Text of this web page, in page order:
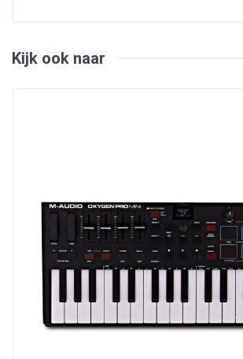
knoppen die doen denken aan de
Live. Start clips en scènes, krijg toegang
stappen). Het rangschikken van virtuele
en het direct opnemen van patronen in
clips wordt een tweede natuur. Maar
Launchpad Pro Mk3 uitblinkt, is het
externe Midi-apparaten (synths,
De functies zijn ultra compleet;
mutatie , synchronisatiesnelheid en
zorgen ervoor dat patronen on-the-fly
getransformeerd. Patronen kunnen aan
gekoppeld en aan Scenes worden
Kijk ook naar